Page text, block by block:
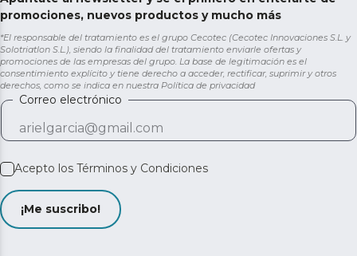
promociones, nuevos productos y mucho más
*El responsable del tratamiento es el grupo Cecotec (Cecotec Innovaciones S.L. y
Solotriatlon S.L.), siendo la finalidad del tratamiento enviarle ofertas y
promociones de las empresas del grupo. La base de legitimación es el
consentimiento explícito y tiene derecho a acceder, rectificar, suprimir y otros
derechos, como se indica en nuestra Política de privacidad
Correo electrónico
Acepto los Términos y Condiciones
¡Me suscribo!